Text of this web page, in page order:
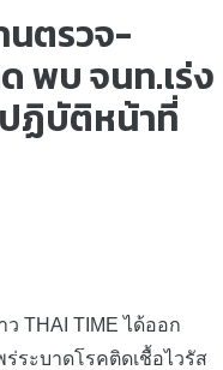
นตรวจ-
พบ จนท.เร่ง
ฏิบัติหน้าที่
TIME ได้ออก
ระบาดโรคติดเชื้อไวรัส